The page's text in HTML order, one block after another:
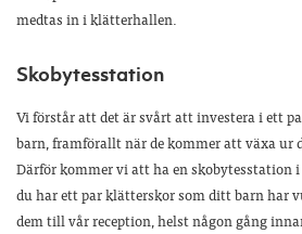
medtas in i klätterhallen.
Skobytesstation
Vi förstår att det är svårt att investera i ett
barn, framförallt när de kommer att växa ur
Därför kommer vi att ha en skobytesstation
du har ett par klätterskor som ditt barn har
dem till vår reception, helst någon gång